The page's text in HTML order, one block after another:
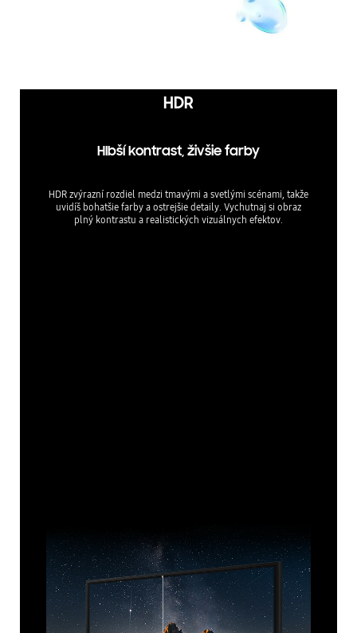
HDR
Hlbší kontrast, živšie farby
HDR zvýrazní rozdiel medzi tmavými a svetlými scénami, takže
uvidíš bohatšie farby a ostrejšie detaily. Vychutnaj si obraz
plný kontrastu a realistických vizuálnych efektov.